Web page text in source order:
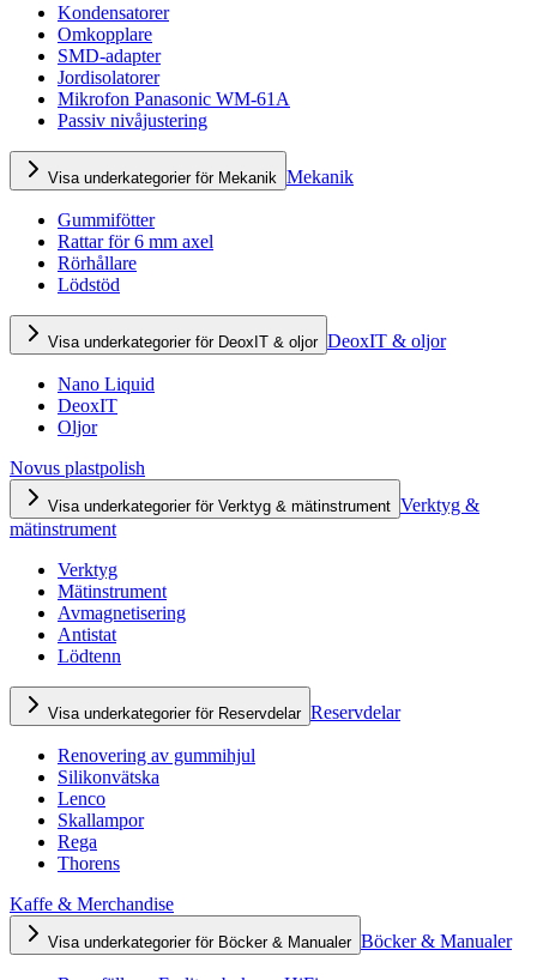
Kondensatorer
Omkopplare
SMD-adapter
Jordisolatorer
Mikrofon Panasonic WM-61A
Passiv nivåjustering
Visa underkategorier för Mekanik Mekanik
Gummifötter
Rattar för 6 mm axel
Rörhållare
Lödstöd
Visa underkategorier för DeoxIT & oljor DeoxIT & oljor
Nano Liquid
DeoxIT
Oljor
Novus plastpolish
Visa underkategorier för Verktyg & mätinstrument Verktyg &
mätinstrument
Verktyg
Mätinstrument
Avmagnetisering
Antistat
Lödtenn
Visa underkategorier för Reservdelar Reservdelar
Renovering av gummihjul
Silikonvätska
Lenco
Skallampor
Rega
Thorens
Kaffe & Merchandise
Visa underkategorier för Böcker & Manualer Böcker & Manualer